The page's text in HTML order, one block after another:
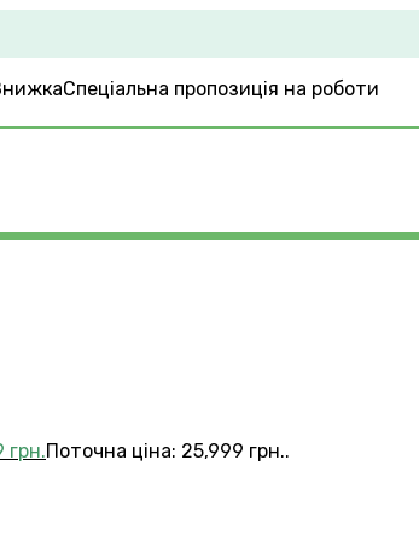
Спеціальна пропозиція на роботи
грн.Поточна ціна: 25,999 грн..